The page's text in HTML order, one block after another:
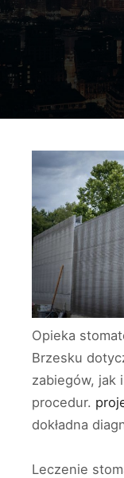
Opieka
Brzesku
zabiegów, jak
procedur.
dokładna
Leczenie